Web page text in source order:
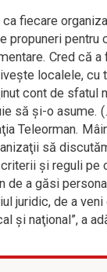
ca fiecare
propuneri pentru
Cred că
localele, cu
cont de sfatul
să şi-o asume.
Teleorman.
să
şi reguli pe
de a găsi
juridic, de a
şi naţional”, a